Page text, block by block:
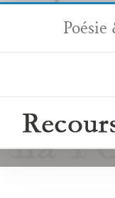
Passer
contenu